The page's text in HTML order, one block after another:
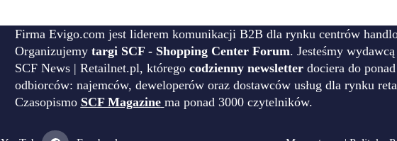
Firma Evigo.com jest liderem komunikacji B2B dla rynku centrów
Organizujemy targi SCF - Shopping Center Forum. Jesteśmy
SCF News | Retailnet.pl, którego codzienny newsletter dociera do
odbiorców: najemców, deweloperów oraz dostawców usług dla rynku
Czasopismo SCF Magazine ma ponad 3000 czytelników.